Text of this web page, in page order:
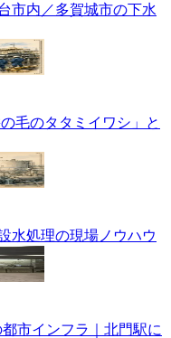
市内／多賀城市の下水
毛のタタミイワシ」と
水処理の現場ノウハウ
市インフラ｜北門駅に